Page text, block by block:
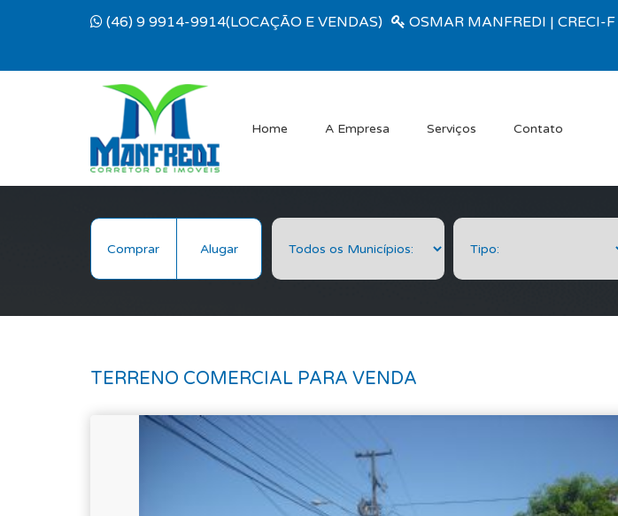
(46) 9 9914-9914(LOCAÇÃO E VENDAS) OSMAR MANFREDI | CRECI-
Home A Empresa Serviços Contato
Comprar Alugar
TERRENO COMERCIAL PARA VENDA